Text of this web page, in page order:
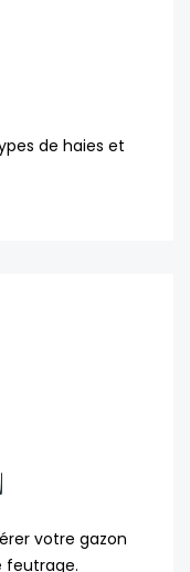
de haies et
votre gazon
feutrage.